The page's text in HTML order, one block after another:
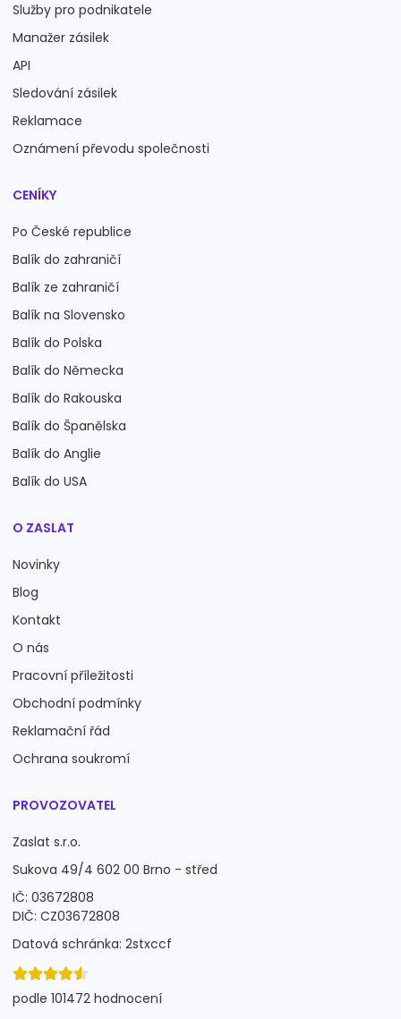
Služby pro podnikatele
Manažer zásilek
API
Sledování zásilek
Reklamace
Oznámení převodu společnosti
CENÍKY
Po České republice
Balík do zahraničí
Balík ze zahraničí
Balík na Slovensko
Balík do Polska
Balík do Německa
Balík do Rakouska
Balík do Španělska
Balík do Anglie
Balík do USA
O ZASLAT
Novinky
Blog
Kontakt
O nás
Pracovní příležitosti
Obchodní podmínky
Reklamační řád
Ochrana soukromí
PROVOZOVATEL
Zaslat s.r.o.
Sukova 49/4 602 00 Brno - střed
IČ: 03672808
DIČ: CZ03672808
Datová schránka: 2stxccf
podle 101472 hodnocení